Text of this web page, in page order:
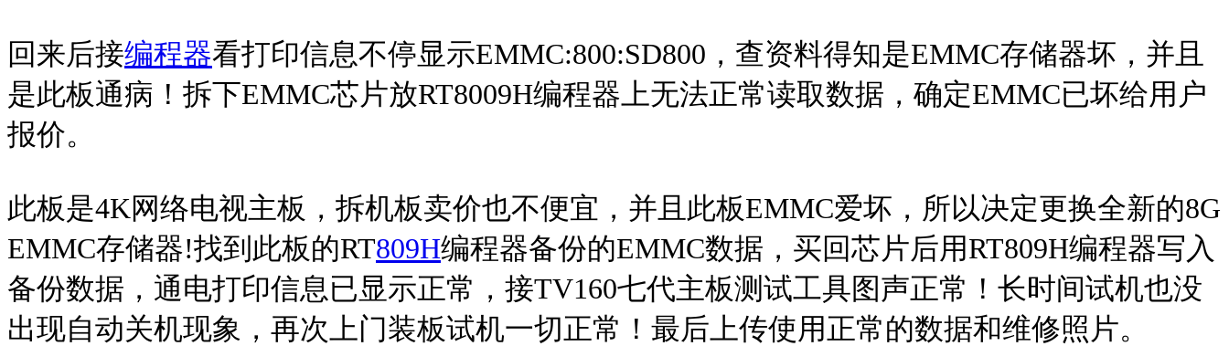
回来后接编程器看打印信息不停显示EMMC:800:SD800，查资料得知是EMMC存储器坏，并且
是此板通病！拆下EMMC芯片放RT8009H编程器上无法正常读取数据，确定EMMC已坏给用户
报价。
此板是4K网络电视主板，拆机板卖价也不便宜，并且此板EMMC爱坏，所以决定更换全新的8G
EMMC存储器!找到此板的RT809H编程器备份的EMMC数据，买回芯片后用RT809H编程器写入
备份数据，通电打印信息已显示正常，接TV160七代主板测试工具图声正常！长时间试机也没
出现自动关机现象，再次上门装板试机一切正常！最后上传使用正常的数据和维修照片。